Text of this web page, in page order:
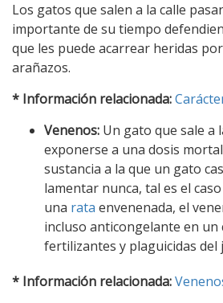
Los gatos que salen a la calle
importante de su tiempo
que les puede acarrear heridas
arañazos.
* Información relacionada:
Venenos: Un gato que sale a
exponerse a una dosis
sustancia a la que un gato
lamentar nunca, tal es el
una rata envenenada, el
incluso anticongelante en un
fertilizantes y plaguicidas del
* Información relacionada: